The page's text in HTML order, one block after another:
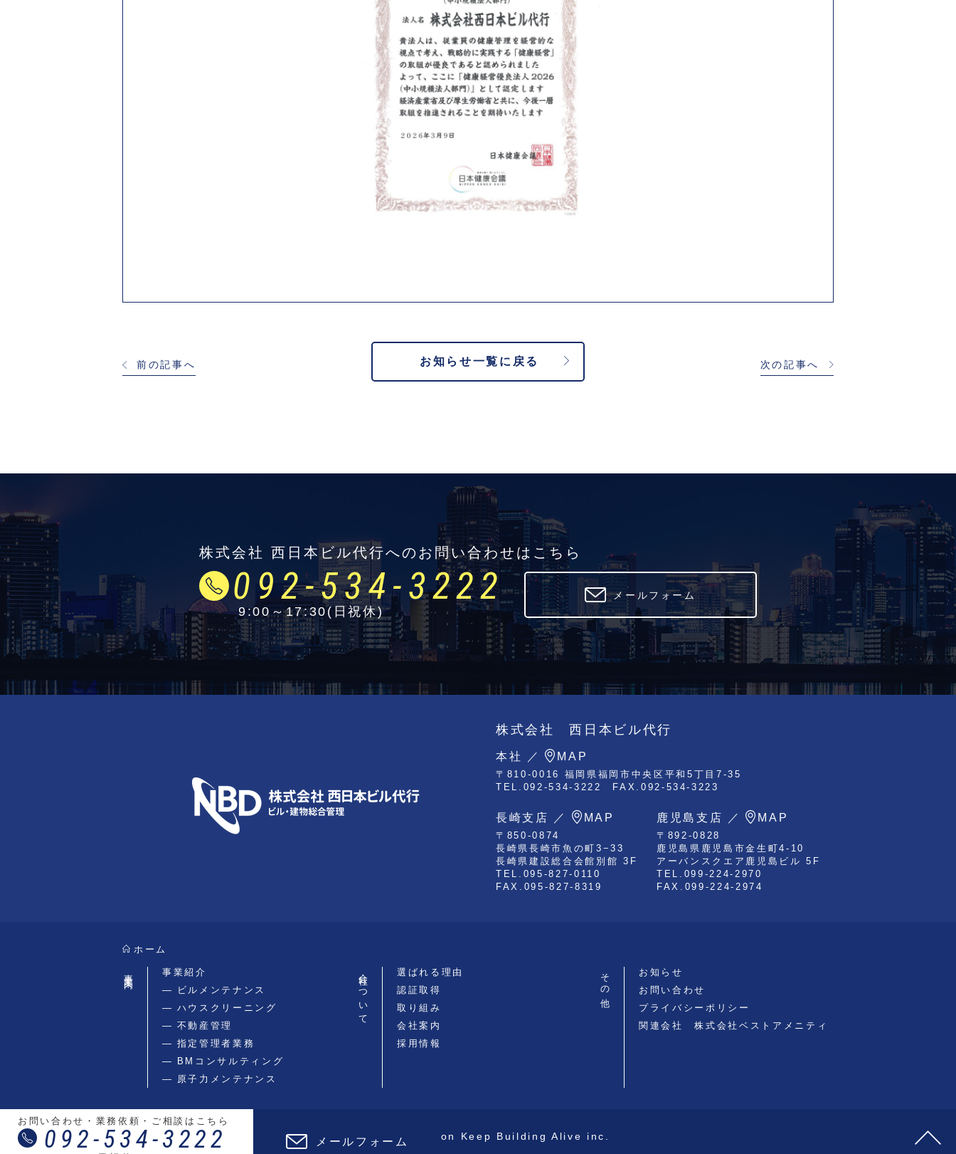
お問い合わせ・業務依頼・ご相談はこちら
092-534-3222 メールフォーム
前の記事へ お知らせ一覧に戻る 次の記事へ
株式会社 西日本ビル代行へのお問い合わせはこちら
092-534-3222
9:00～17:30(日祝休)
メールフォーム
株式会社 西日本ビル代行
本社 ／ MAP
〒810-0016 福岡県福岡市中央区平和5丁目7-35
TEL.092-534-3222
FAX.092-534-3223
長崎支店 ／ MAP
〒850-0874
長崎県長崎市魚の町3−33
長崎県建設総合会館別館 3F
TEL.095-827-0110
FAX.095-827-8319
鹿児島支店 ／ MAP
〒892-0828
鹿児島県鹿児島市金生町4-10
アーバンスクエア鹿児島ビル 5F
TEL.099-224-2970
FAX.099-224-2974
ホーム
事業紹介
ビルメンテナンス
ハウスクリーニング
不動産管理
指定管理者業務
BMコンサルティング
原子力メンテナンス
会社について
選ばれる理由
認証取得
取り組み
会社案内
採用情報
その他
お知らせ
お問い合わせ
プライバシーポリシー
関連会社株式会社ベストアメニティ
©2019 Nishinihon Keep Building Alive inc.